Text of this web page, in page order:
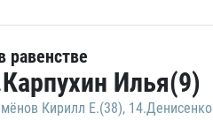
равенстве
Илья(9)
Кирилл Е.(38), 14.Денисенко